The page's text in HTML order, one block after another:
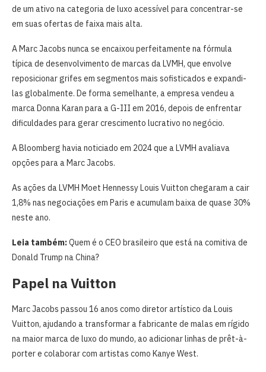
de um ativo na categoria de luxo acessível para concentrar-se
em suas ofertas de faixa mais alta.
A Marc Jacobs nunca se encaixou perfeitamente na fórmula
típica de desenvolvimento de marcas da LVMH, que envolve
reposicionar grifes em segmentos mais sofisticados e expandi-
las globalmente. De forma semelhante, a empresa vendeu a
marca Donna Karan para a G-III em 2016, depois de enfrentar
dificuldades para gerar crescimento lucrativo no negócio.
A Bloomberg havia noticiado em 2024 que a LVMH avaliava
opções para a Marc Jacobs.
As ações da LVMH Moet Hennessy Louis Vuitton chegaram a cair
1,8% nas negociações em Paris e acumulam baixa de quase 30%
neste ano.
Leia também:Quem é o CEO brasileiro que está na comitiva de
Donald Trump na China?
Papel na Vuitton
Marc Jacobs passou 16 anos como diretor artístico da Louis
Vuitton, ajudando a transformar a fabricante de malas em rígido
na maior marca de luxo do mundo, ao adicionar linhas de prêt-à-
porter e colaborar com artistas como Kanye West.